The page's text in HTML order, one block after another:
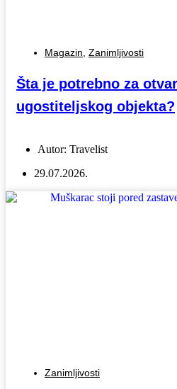
Magazin Zanimljivosti
Šta je potrebno za
ugostiteljskog objekta?
Autor: Travelist
29.07.2026.
Zanimljivosti